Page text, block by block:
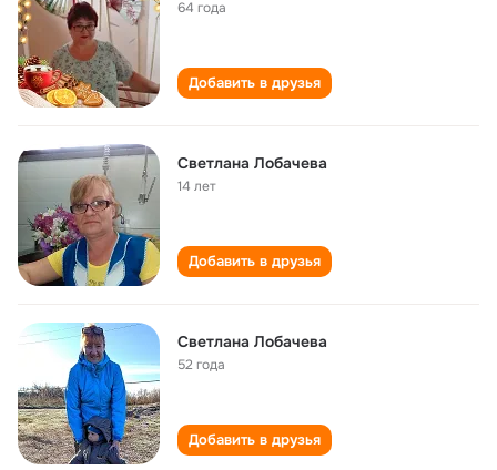
64 года
Добавить в друзья
Светлана Лобачева
14 лет
Добавить в друзья
Светлана Лобачева
52 года
Добавить в друзья